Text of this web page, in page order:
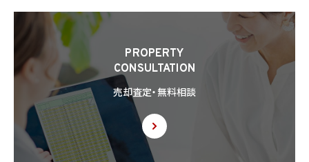
(1) 利用目的の達成に必要な範囲内において個人情報の取扱いの全部又は一部を委託
することに伴って個人情報を提供する場合
(2) 合併その他の事由による事業の承継に伴って個人情報が提供される場合
(3) 第9項の定めに基づき共同利用する場合
8.2 第8.1項の定めにかかわらず、当社は、第4.1項各号のいずれかに該当する場合を除く
ほか、外国（個人情報保護法第28条に基づき個人情報保護委員会規則で指定される国
を除きます。）にある第三者（個人情報保護法第28条に基づき個人情報保護委員会規則
で指定される基準に適合する体制を整備している者を除きます。）に個人情報を提供する
場合には、あらかじめ外国にある第三者への提供を認める旨の本人の同意を得るもの
とします。
PROPERTY
CONSULTATION
売却査定・無料相談